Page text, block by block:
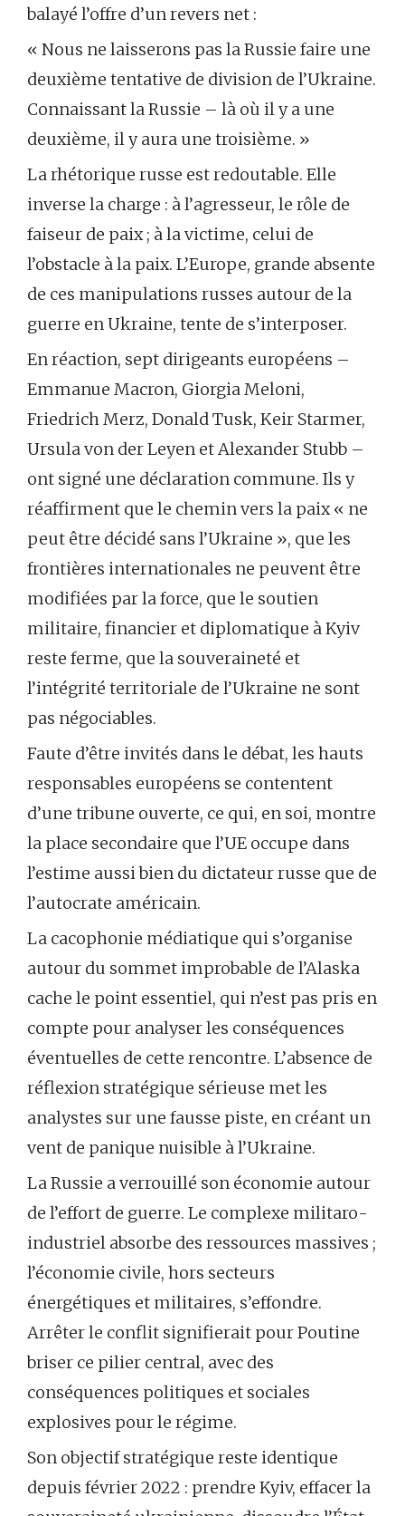
balayé l’offre d’un revers net :
« Nous ne laisserons pas la Russie faire une
deuxième tentative de division de l’Ukraine.
Connaissant la Russie – là où il y a une
deuxième, il y aura une troisième. »
La rhétorique russe est redoutable. Elle
inverse la charge : à l’agresseur, le rôle de
faiseur de paix ; à la victime, celui de
l’obstacle à la paix. L’Europe, grande absente
de ces manipulations russes autour de la
guerre en Ukraine, tente de s’interposer.
En réaction, sept dirigeants européens –
Emmanue Macron, Giorgia Meloni,
Friedrich Merz, Donald Tusk, Keir Starmer,
Ursula von der Leyen et Alexander Stubb –
ont signé une déclaration commune. Ils y
réaffirment que le chemin vers la paix « ne
peut être décidé sans l’Ukraine », que les
frontières internationales ne peuvent être
modifiées par la force, que le soutien
militaire, financier et diplomatique à Kyiv
reste ferme, que la souveraineté et
l’intégrité territoriale de l’Ukraine ne sont
pas négociables.
Faute d’être invités dans le débat, les hauts
responsables européens se contentent
d’une tribune ouverte, ce qui, en soi, montre
la place secondaire que l’UE occupe dans
l’estime aussi bien du dictateur russe que de
l’autocrate américain.
La cacophonie médiatique qui s’organise
autour du sommet improbable de l’Alaska
cache le point essentiel, qui n’est pas pris en
compte pour analyser les conséquences
éventuelles de cette rencontre. L’absence de
réflexion stratégique sérieuse met les
analystes sur une fausse piste, en créant un
vent de panique nuisible à l’Ukraine.
La Russie a verrouillé son économie autour
de l’effort de guerre. Le complexe militaro-
industriel absorbe des ressources massives ;
l’économie civile, hors secteurs
énergétiques et militaires, s’effondre.
Arrêter le conflit signifierait pour Poutine
briser ce pilier central, avec des
conséquences politiques et sociales
explosives pour le régime.
Son objectif stratégique reste identique
depuis février 2022 : prendre Kyiv, effacer la